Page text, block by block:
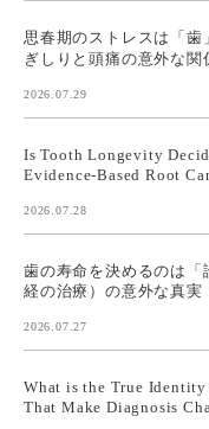
思春期のストレスは「
ぎしりと頭痛の意外な関
2026.07.29
Is Tooth Longevity
Evidence-Based Root
2026.07.28
歯の寿命を決めるのは「
経の治療）の意外な真
2026.07.27
What is the True Identity
That Make Diagnosis